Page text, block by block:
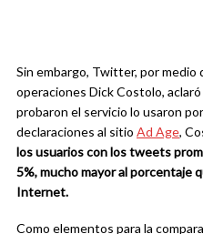
Sin embargo, Twitter, por
operaciones Dick Costolo,
probaron el servicio lo usaron
declaraciones al sitio Ad Age,
los usuarios con los tweets
5%, mucho mayor al porcentaje
Internet.
Como elementos para la